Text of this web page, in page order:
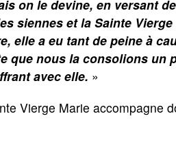
on le devine, en versant
siennes et la Sainte Vierge
elle a eu tant de peine à
que nous la consolions un
avec elle. »
Vierge Marie accompagne